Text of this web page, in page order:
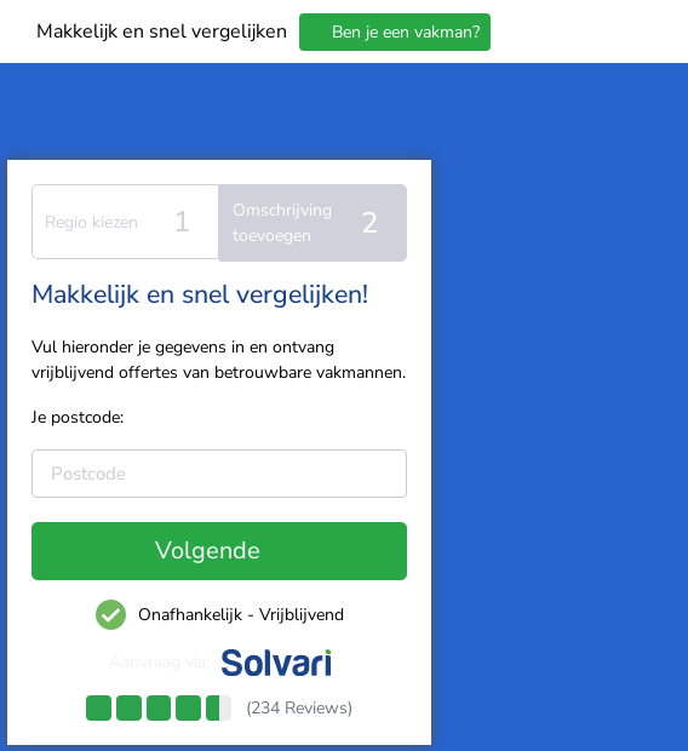
Makkelijk en snel vergelijken Ben je een vakman?
Regio kiezen 1
Omschrijving
toevoegen
2
Makkelijk en snel vergelijken!
Vul hieronder je gegevens in en ontvang
vrijblijvend offertes van betrouwbare vakmannen.
Je postcode:
Volgende
Onafhankelijk - Vrijblijvend
(234 Reviews)